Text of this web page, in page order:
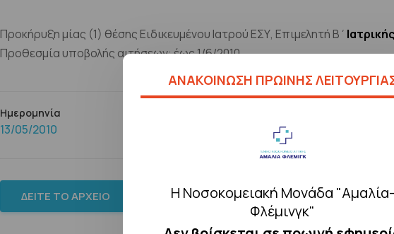
ΑΝΑΚΟΙΝΩΣΗ ΠΡΩΙΝΗΣ
Η Νοσοκομειακή Μονάδα "Αμαλία-
Φλέμινγκ"
Προκήρυξη μίας (1) θέσης Ειδικευμένου Ιατρού ΕΣΥ, Επιμελητή Β΄
Προθεσμία υποβολής αιτήσεων: έως 1/6/2010.
Ημερομηνία
13/05/2010
ΔΕΊΤΕ ΤΟ ΑΡΧΕΊΟ